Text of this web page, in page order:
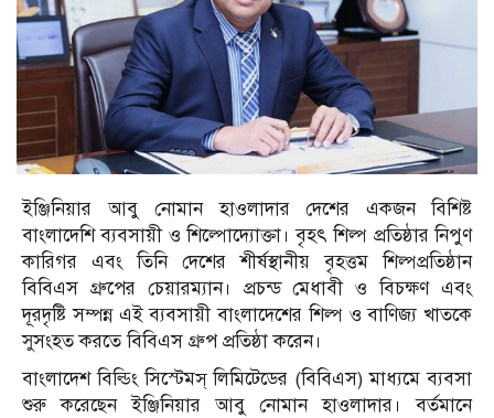
ইঞ্জিনিয়ার আবু নোমান হাওলাদার দেশের একজন বিশিষ্ট
বাংলাদেশি ব্যবসায়ী ও শিল্পোদ্যোক্তা। বৃহৎ শিল্প প্রতিষ্ঠার নিপুণ
কারিগর এবং তিনি দেশের শীর্ষস্থানীয় বৃহত্তম শিল্পপ্রতিষ্ঠান
বিবিএস গ্রুপের চেয়ারম্যান। প্রচন্ড মেধাবী ও বিচক্ষণ এবং
দূরদৃষ্টি সম্পন্ন এই ব্যবসায়ী বাংলাদেশের শিল্প ও বাণিজ্য খাতকে
সুসংহত করতে বিবিএস গ্রুপ প্রতিষ্ঠা করেন।
বাংলাদেশ বিল্ডিং সিস্টেমস্ লিমিটেডের (বিবিএস) মাধ্যমে ব্যবসা
শুরু করেছেন ইঞ্জিনিয়ার আবু নোমান হাওলাদার। বর্তমানে